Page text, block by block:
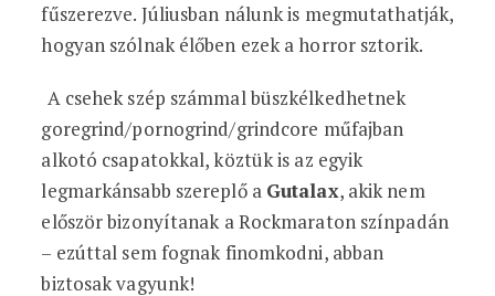
fűszerezve. Júliusban nálunk is megmutathatják,
hogyan szólnak élőben ezek a horror sztorik.
A csehek szép számmal büszkélkedhetnek
goregrind/pornogrind/grindcore műfajban
alkotó csapatokkal, köztük is az egyik
legmarkánsabb szereplő a Gutalax, akik nem
először bizonyítanak a Rockmaraton színpadán
– ezúttal sem fognak finomkodni, abban
biztosak vagyunk!